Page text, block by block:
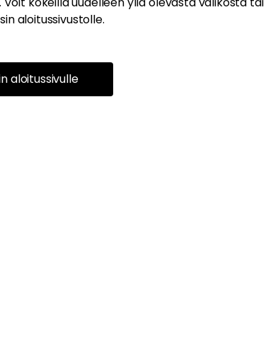
aloitussivustolle.
aloitussivulle